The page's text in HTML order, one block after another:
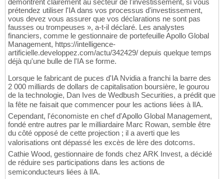
démontrent clairement au secteur de l'investissement, si vous
prétendez utiliser l'IA dans vos processus d'investissement,
vous devez vous assurer que vos déclarations ne sont pas
fausses ou trompeuses », a-t-il déclaré. Les analystes
financiers, comme le gestionnaire de portefeuille Apollo Global
Management, https://intelligence-
artificielle.developpez.com/actu/342429/ depuis quelque temps
déjà qu'une bulle de l'IA se forme.
Lorsque le fabricant de puces d'IA Nvidia a franchi la barre des
2 000 milliards de dollars de capitalisation boursière, le gourou
de la technologie, Dan Ives de Wedbush Securities, a prédit que
la fête ne faisait que commencer pour les actions liées à lIA.
Cependant, l'économiste en chef d'Apollo Global Management,
fondé entre autres par le milliardaire Marc Rowan, semble être
du côté opposé de cette projection ; il a averti que les
valorisations ont dépassé les excès de lère des dotcoms.
Cathie Wood, gestionnaire de fonds chez ARK Invest, a décidé
de réduire ses participations dans les actions de
semiconducteurs liées à lIA.